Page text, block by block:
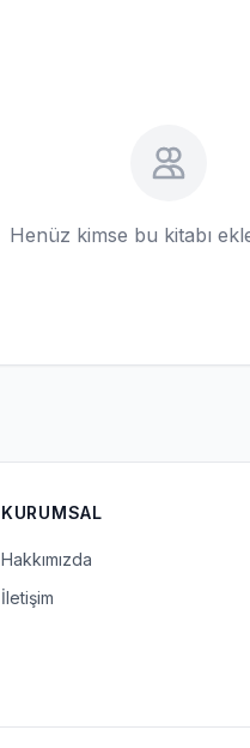
Henüz kimse bu kitabı
KURUMSAL
Hakkımızda
İletişim